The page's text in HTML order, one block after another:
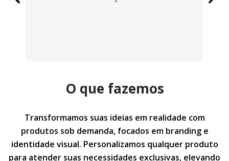
O que fazemos
Transformamos suas ideias em realidade com
produtos sob demanda, focados em branding e
identidade visual. Personalizamos qualquer produto
para atender suas necessidades exclusivas, elevando